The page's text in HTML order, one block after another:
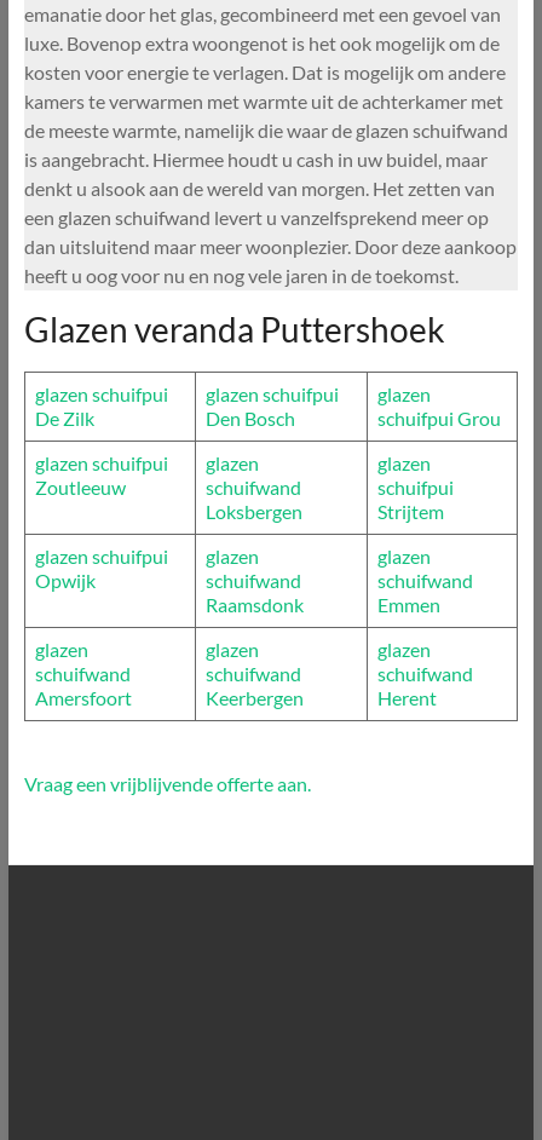
emanatie door het glas, gecombineerd met een gevoel van
luxe. Bovenop extra woongenot is het ook mogelijk om de
kosten voor energie te verlagen. Dat is mogelijk om andere
kamers te verwarmen met warmte uit de achterkamer met
de meeste warmte, namelijk die waar de glazen schuifwand
is aangebracht. Hiermee houdt u cash in uw buidel, maar
denkt u alsook aan de wereld van morgen. Het zetten van
een glazen schuifwand levert u vanzelfsprekend meer op
dan uitsluitend maar meer woonplezier. Door deze aankoop
heeft u oog voor nu en nog vele jaren in de toekomst.
Glazen veranda Puttershoek
glazen schuifpui
De Zilk
glazen schuifpui
Den Bosch
glazen
schuifpui Grou
glazen schuifpui
Zoutleeuw
glazen
schuifwand
Loksbergen
glazen
schuifpui
Strijtem
glazen schuifpui
Opwijk
glazen
schuifwand
Raamsdonk
glazen
schuifwand
Emmen
glazen
schuifwand
Amersfoort
glazen
schuifwand
Keerbergen
glazen
schuifwand
Herent
Vraag een vrijblijvende offerte aan.